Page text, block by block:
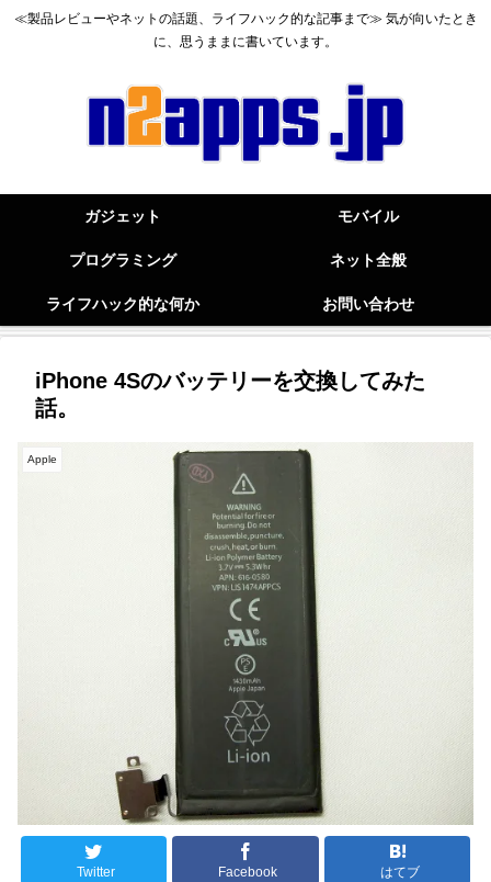
≪製品レビューやネットの話題、ライフハック的な記事まで≫ 気が向いたとき
に、思うままに書いています。
ガジェット モバイル
プログラミング ネット全般
ライフハック的な何か お問い合わせ
iPhone 4Sのバッテリーを交換してみた
話。
Apple
Twitter Facebook はてブ